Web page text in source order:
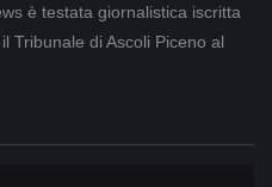
è testata giornalistica iscritta
Tribunale di Ascoli Piceno al